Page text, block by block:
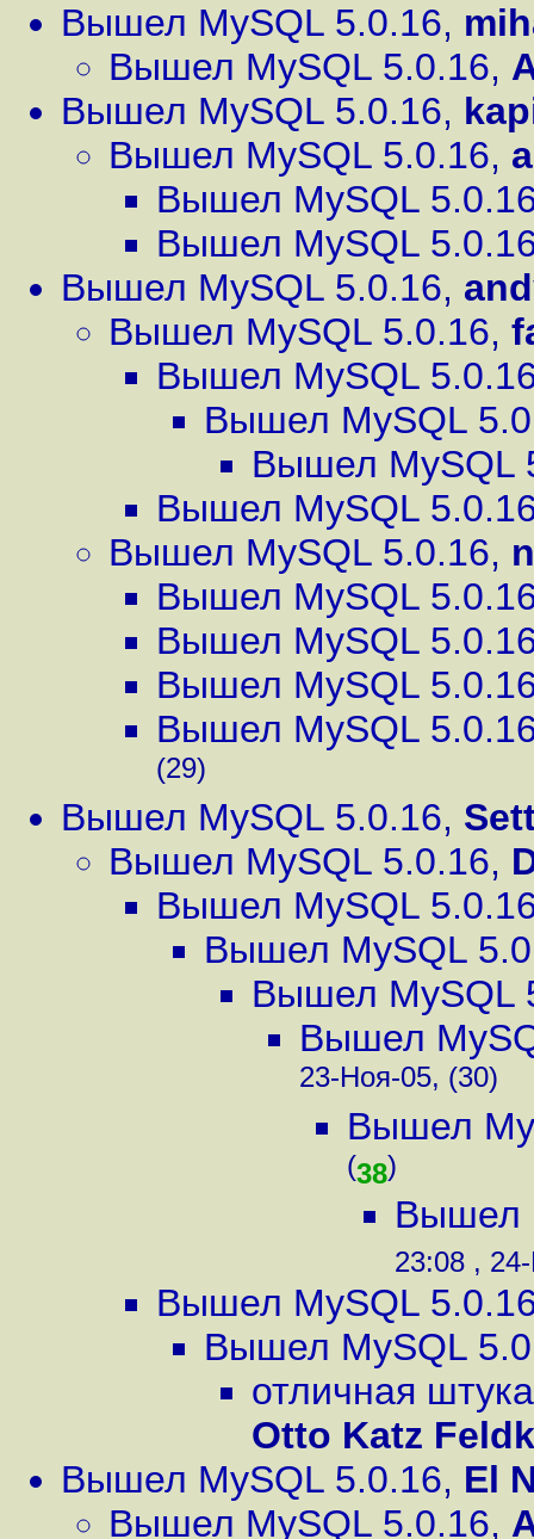
Вышел MySQL 5.0.16,
Вышел MySQL 5.0.16,
Вышел MySQL 5.0.16,
Вышел MySQL 5.0.16,
Вышел MySQL
Вышел MySQL
Вышел MySQL 5.0.16,
Вышел MySQL 5.0.16,
Вышел MySQL
Вышел MySQL
Вышел MySQL
Вышел MySQL
Вышел MySQL 5.0.16,
Вышел MySQL
Вышел MySQL
Вышел MySQL
Вышел MySQL
(29)
Вышел MySQL 5.0.16,
Вышел MySQL 5.0.16,
Вышел MySQL
Вышел MySQL
Вышел MySQL
Вышел
23-Ноя-05, (30)
Вышел
(38)
Вышел
23:08 ,
Вышел MySQL
Вышел MySQL
отличная
Otto Katz
Вышел MySQL 5.0.16, El
Вышел MySQL 5.0.16,